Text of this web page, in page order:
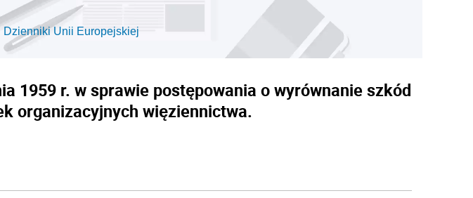
Dzienniki Unii Europejskiej
1959 r. w sprawie postępowania o wyrównanie szkód
organizacyjnych więziennictwa.